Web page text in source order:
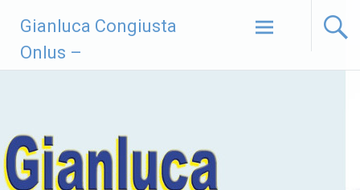
contenuto
Gianluca Congiusta
Onlus –